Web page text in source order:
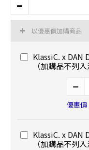
以優惠價加購商品
KlassiC. x DAN
（加購品不列
優惠價
KlassiC. x DAN
（加購品不列